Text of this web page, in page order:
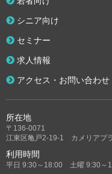
所在地
〒136-0071
江東区亀戸2-19-1 カメリアプ
利用時間
平日 9:30～18:00 土曜 9:30～
シニア向け
セミナー
求人情報
アクセス・お問い合わせ